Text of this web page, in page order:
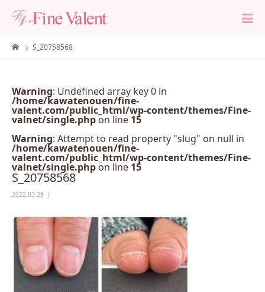
S_20758568
Warning: Undefined array key 0 in
/home/kawatenouen/fine-
valent.com/public_html/wp-content/themes/Fine-
valnet/single.phpon line 15
Warning: Attempt to read property "slug" on null in
/home/kawatenouen/fine-
valent.com/public_html/wp-content/themes/Fine-
valnet/single.phpon line 15
S_20758568
2022.03.29